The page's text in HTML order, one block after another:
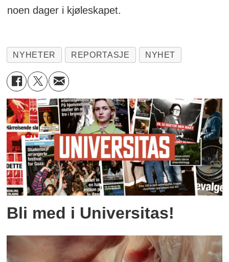
noen dager i kjøleskapet.
NYHETER REPORTASJE NYHET
Bli med i Universitas!